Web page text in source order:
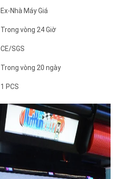
Ex-Nhà Máy Giá
Trong vòng 24 Giờ
CE/SGS
Trong vòng 20 ngày
1 PCS